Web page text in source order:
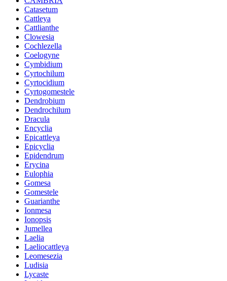
Catasetum
Cattleya
Cattlianthe
Clowesia
Cochlezella
Coelogyne
Cymbidium
Cyrtochilum
Cyrtocidium
Cyrtogomestele
Dendrobium
Dendrochilum
Dracula
Encyclia
Epicattleya
Epicyclia
Epidendrum
Erycina
Eulophia
Gomesa
Gomestele
Guarianthe
Ionmesa
Ionopsis
Jumellea
Laelia
Laeliocattleya
Leomesezia
Ludisia
Lycaste